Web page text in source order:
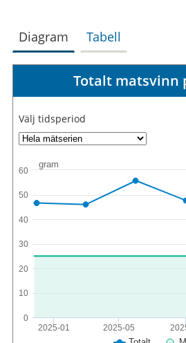
Diagram Tabell
Totalt matsvinn
Välj tidsperiod
gram
2025-01 2025-05
0
10
20
30
40
50
60